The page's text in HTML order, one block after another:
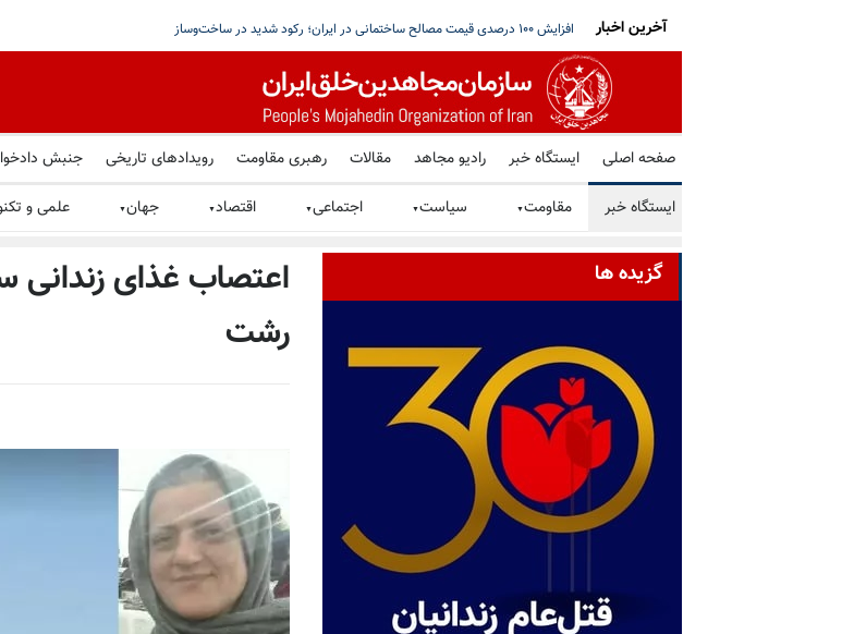
ترامپ: اگر تنگه هرمز به‌زودی باز نشود، رژیم ایران ضربه بسیار سختی خواهد خورد پیام پریسا کمالی از زندان مرکزی یزد
آخرین اخبار
صفحه اصلی ایستگاه خبر رادیو مجاهد مقالات رهبری مقاومت رویدادهای تاریخی جنبش
ایستگاه خبر مقاومت▼ سیاست▼ اجتماعی▼ اقتصاد▼ جهان▼ علمی و
اعتصاب غذای زندانی
رشت
گزیده ها